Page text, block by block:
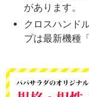
があります。
クロスハンド
プは最新機種